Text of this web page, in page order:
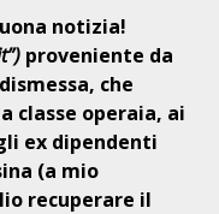
notizia!
proveniente da
che
classe operaia, ai
ex dipendenti
(a mio
recuperare il